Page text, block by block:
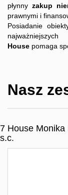
płynny zakup
prawnymi i
Posiadanie
House pomaga
Nasz
7 House Monika
s.c.